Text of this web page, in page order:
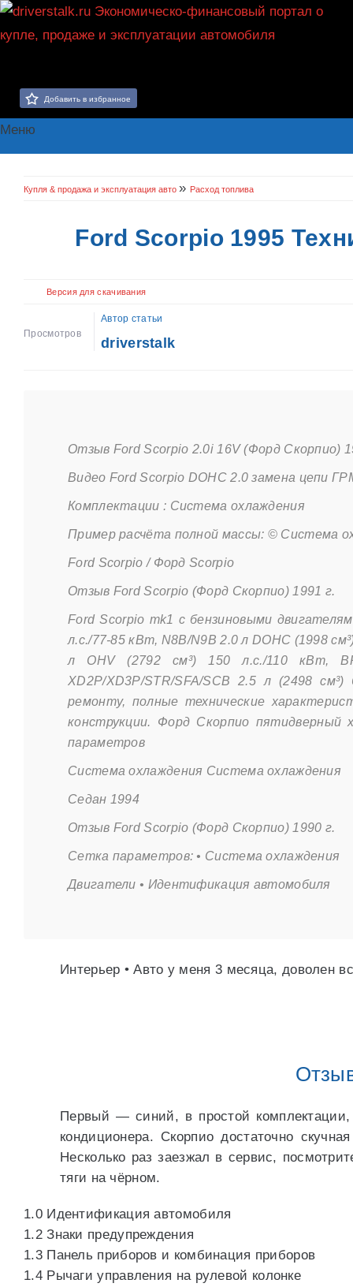
Добавить в избранное
Меню
Купля & продажа и эксплуатация авто » Расход топлива
Ford Scorpio 1995
Версия для скачивания
Просмотров
Автор статьи
driverstalk
Отзыв Ford Scorpio 2.0i 16V (Форд Скорпио)
Видео Ford Scorpio DOHC 2.0 замена цепи
Комплектации : Система охлаждения
Пример расчёта полной массы: © Система
Ford Scorpio / Форд Scorpio
Отзыв Ford Scorpio (Форд Скорпио) 1991 г.
Ford Scorpio mk1 с бензиновыми
л.с./77-85 кВт, N8B/N9B 2.0 л DOHC (1998
л OHV (2792 см³) 150 л.с./110 кВт,
XD2P/XD3P/STR/SFA/SCB 2.5 л (2498
ремонту, полные технические
конструкции. Форд Скорпио пятидверный
параметров
Система охлаждения Система охлаждения
Седан 1994
Отзыв Ford Scorpio (Форд Скорпио) 1990 г.
Сетка параметров: • Система охлаждения
Двигатели • Идентификация автомобиля
Интерьер • Авто у меня 3 месяца, доволен
Первый — синий, в простой
кондиционера. Скорпио достаточно
Несколько раз заезжал в сервис,
тяги на чёрном.
1.0 Идентификация автомобиля
1.2 Знаки предупреждения
1.3 Панель приборов и комбинация приборов
1.4 Рычаги управления на рулевой колонке